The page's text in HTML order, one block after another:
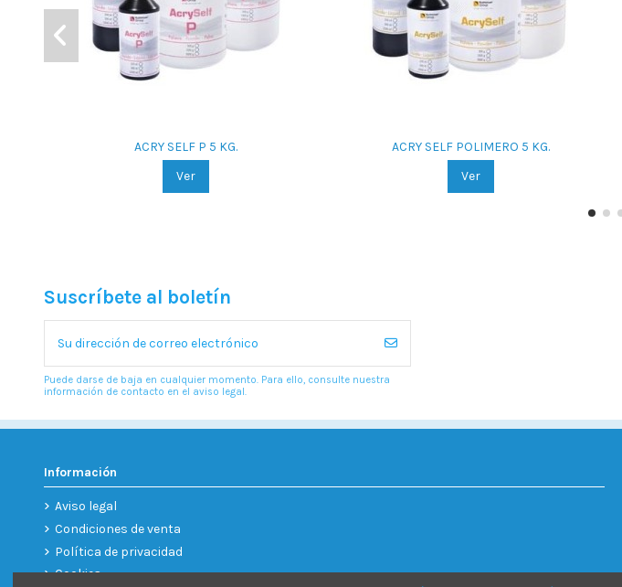
ACRY SELF P 5 KG.
Ver
ACRY SELF POLIMERO 5 KG.
Ver
Suscríbete al boletín
Puede darse de baja en cualquier momento. Para ello, consulte nuestra
información de contacto en el aviso legal.
Información
Aviso legal
Condiciones de venta
Política de privacidad
Cookies